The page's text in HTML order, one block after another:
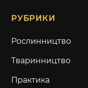
РУБРИКИ
Рослинництво
Тваринництво
Практика